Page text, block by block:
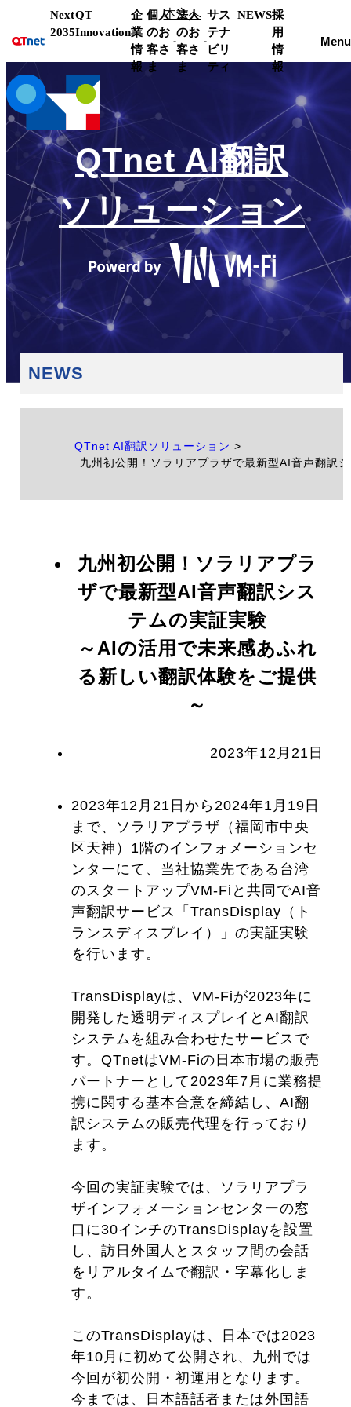
本文へ
Next
2035
QT
Innovation
企
業
情
報
個人
のお
客さ
ま
法人
のお
客さ
ま
サス
テナ
ビリ
ティ
NEWS採
用
情
報
Menu
QTnet AI翻訳
ソリューション
NEWS
QTnet AI翻訳ソリューション >
九州初公開！ソラリアプラザで最新型AI音声翻訳
九州初公開！ソラリアプラ
ザで最新型AI音声翻訳シス
テムの実証実験
～AIの活用で未来感あふれ
る新しい翻訳体験をご提供
～
2023年12月21日
2023年12月21日から2024年1月19日
まで、ソラリアプラザ（福岡市中央
区天神）1階のインフォメーションセ
ンターにて、当社協業先である台湾
のスタートアップVM-Fiと共同でAI音
声翻訳サービス「TransDisplay（ト
ランスディスプレイ）」の実証実験
を行います。
TransDisplayは、VM-Fiが2023年に
開発した透明ディスプレイとAI翻訳
システムを組み合わせたサービスで
す。QTnetはVM-Fiの日本市場の販売
パートナーとして2023年7月に業務提
携に関する基本合意を締結し、AI翻
訳システムの販売代理を行っており
ます。
今回の実証実験では、ソラリアプラ
ザインフォメーションセンターの窓
口に30インチのTransDisplayを設置
し、訪日外国人とスタッフ間の会話
をリアルタイムで翻訳・字幕化しま
す。
このTransDisplayは、日本では2023
年10月に初めて公開され、九州では
今回が初公開・初運用となります。
今までは、日本語話者または外国語